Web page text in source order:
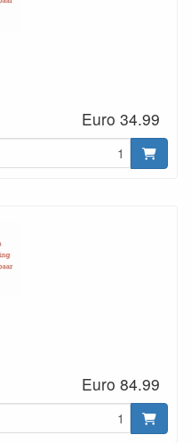
Euro 34.99
Euro 84.99